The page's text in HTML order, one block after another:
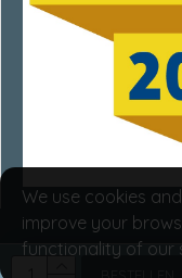
Van Rumpt
We use cookies
improve your
functionality of our